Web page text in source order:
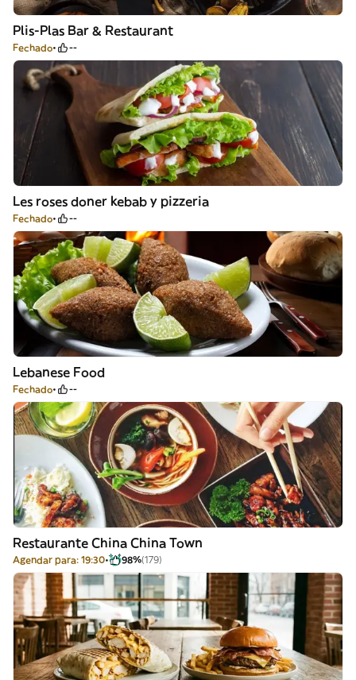
Plis-Plas Bar & Restaurant
Fechado --
Les roses doner kebab y pizzeria
Fechado --
Lebanese Food
Fechado --
Restaurante China China Town
Agendar para: 19:30 98%(179)